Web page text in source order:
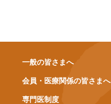
一般の皆さまへ
会員・医療関係の皆さまへ
専門医制度